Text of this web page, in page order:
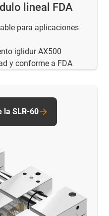
lineal FDA
para aplicaciones
iglidur AX500
y conforme a FDA
la SLR-60